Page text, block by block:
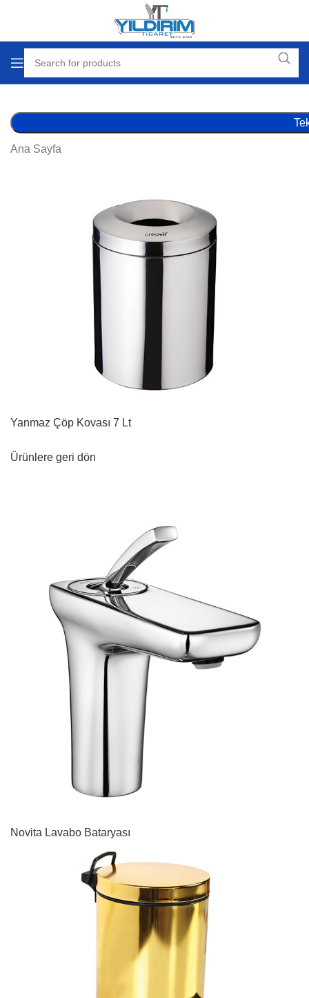
Ana Sayfa
Yanmaz Çöp Kovası 7 Lt
Ürünlere geri dön
Novita Lavabo Bataryası